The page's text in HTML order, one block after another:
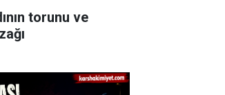
torunu ve